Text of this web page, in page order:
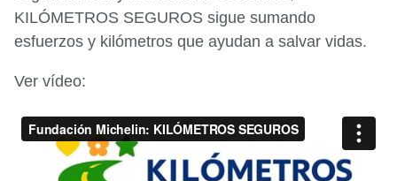
KILÓMETROS SEGUROS sigue sumando
esfuerzos y kilómetros que ayudan a salvar vidas.
Ver vídeo: